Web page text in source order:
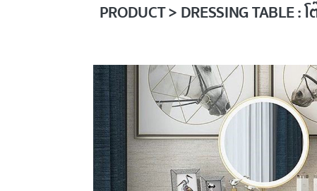
PRODUCT > DRESSING TABLE :